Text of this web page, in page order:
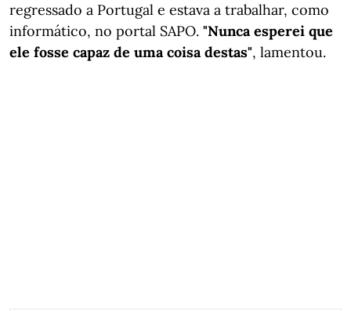
regressado a Portugal e estava a trabalhar, como
informático, no portal SAPO. "Nunca esperei que
ele fosse capaz de uma coisa destas", lamentou.